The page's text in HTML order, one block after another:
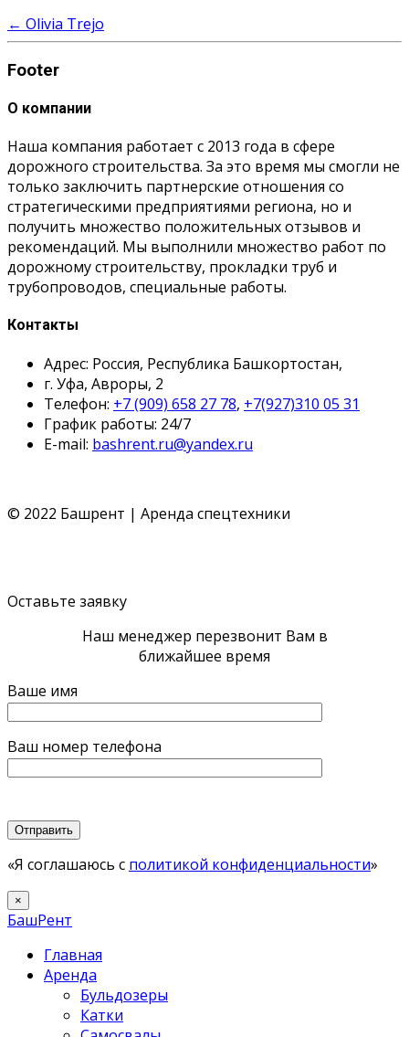
← Olivia Trejo
Footer
О компании
Наша компания работает с 2013 года в сфере
дорожного строительства. За это время мы смогли не
только заключить партнерские отношения со
стратегическими предприятиями региона, но и
получить множество положительных отзывов и
рекомендаций. Мы выполнили множество работ по
дорожному строительству, прокладки труб и
трубопроводов, специальные работы.
Контакты
Адрес: Россия, Республика Башкортостан,
г. Уфа, Авроры, 2
Телефон: +7 (909) 658 27 78, +7(927)310 05 31
График работы: 24/7
E-mail: bashrent.ru@yandex.ru
© 2022 Башрент | Аренда спецтехники
Оставьте заявку
Наш менеджер перезвонит Вам в
ближайшее время
Ваше имя
Ваш номер телефона
«Я соглашаюсь с политикой конфиденциальности»
×
БашРент
Главная
Аренда
Бульдозеры
Катки